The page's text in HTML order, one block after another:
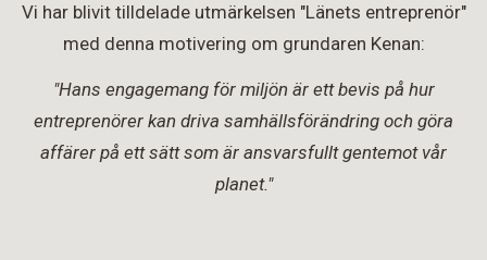
Vi har blivit tilldelade utmärkelsen "Länets entreprenör"
med denna motivering om grundaren Kenan:
"Hans engagemang för miljön är ett bevis på hur
entreprenörer kan driva samhällsförändring och göra
affärer på ett sätt som är ansvarsfullt gentemot vår
planet."